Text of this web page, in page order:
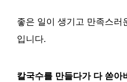
좋은 일이 생기고 만족스러
입니다.
칼국수를 만들다가 다 쏟아